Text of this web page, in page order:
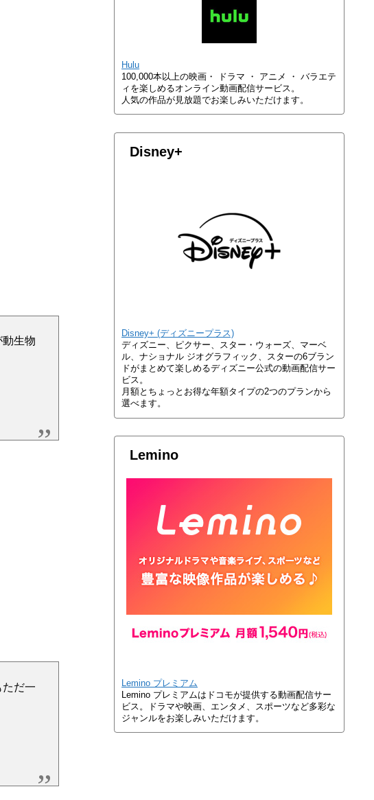
生物
だ一
Hulu
100,000本以上の映画・ ドラマ ・ アニメ ・ バラエテ
ィを楽しめるオンライン動画配信サービス。
人気の作品が見放題でお楽しみいただけます。
Disney+
Disney+ (ディズニープラス)
ディズニー、ピクサー、スター・ウォーズ、マーベ
ル、ナショナル ジオグラフィック、スターの6ブラン
ドがまとめて楽しめるディズニー公式の動画配信サー
ビス。
月額とちょっとお得な年額タイプの2つのプランから
選べます。
Lemino
Lemino プレミアム
Lemino プレミアムはドコモが提供する動画配信サー
ビス。ドラマや映画、エンタメ、スポーツなど多彩な
ジャンルをお楽しみいただけます。